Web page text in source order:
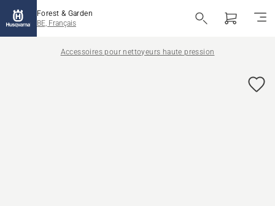
Forest & Garden
BE, Français
Accessoires pour nettoyeurs haute pression